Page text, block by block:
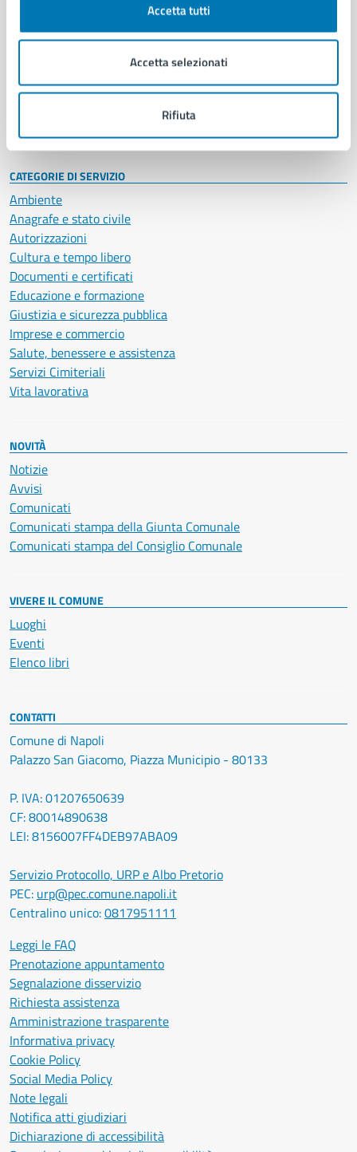
Accetta tutti
Accetta selezionati
Rifiuta
Enti e fondazioni
Personale amministrativo
Intranet, posta aziendale e protocollo
CATEGORIE DI SERVIZIO
Ambiente
Anagrafe e stato civile
Autorizzazioni
Cultura e tempo libero
Documenti e certificati
Educazione e formazione
Giustizia e sicurezza pubblica
Imprese e commercio
Salute, benessere e assistenza
Servizi Cimiteriali
Vita lavorativa
NOVITÀ
Notizie
Avvisi
Comunicati
Comunicati stampa della Giunta Comunale
Comunicati stampa del Consiglio Comunale
VIVERE IL COMUNE
Luoghi
Eventi
Elenco libri
CONTATTI
Comune di Napoli
Palazzo San Giacomo, Piazza Municipio - 80133
P. IVA: 01207650639
CF: 80014890638
LEI: 8156007FF4DEB97ABA09
Servizio Protocollo, URP e Albo Pretorio
PEC: urp@pec.comune.napoli.it
Centralino unico:0817951111
Leggi le FAQ
Prenotazione appuntamento
Segnalazione disservizio
Richiesta assistenza
Amministrazione trasparente
Informativa privacy
Cookie Policy
Social Media Policy
Note legali
Notifica atti giudiziari
Dichiarazione di accessibilità